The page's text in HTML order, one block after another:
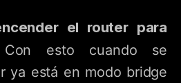
el router para
esto cuando se
ya está en modo bridge